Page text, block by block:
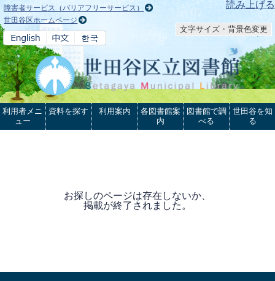
本文へ 読み上げる
障害者サービス（バリアフリーサービス）
世田谷区ホームページ
文字サイズ・背景色変更
利用者メニ
ュー
資料を探す 利用案内
各図書館案
内
図書館で調
べる
世田谷を知
る
お探しのページは存在しないか、
掲載が終了されました。